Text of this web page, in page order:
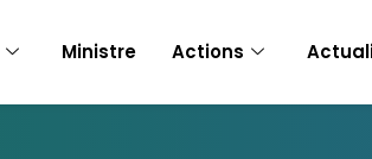
Ministre Actions